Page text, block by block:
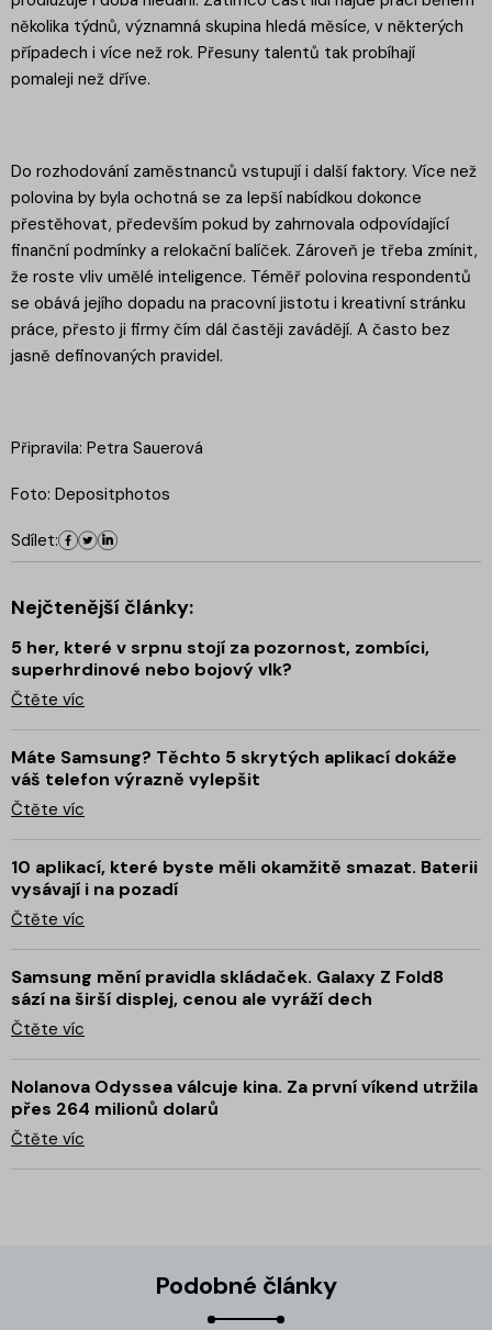
několika týdnů, významná skupina hledá měsíce, v některých
případech i více než rok. Přesuny talentů tak probíhají
pomaleji než dříve.
Do rozhodování zaměstnanců vstupují i další faktory. Více než
polovina by byla ochotná se za lepší nabídkou dokonce
přestěhovat, především pokud by zahrnovala odpovídající
finanční podmínky a relokační balíček. Zároveň je třeba zmínit,
že roste vliv umělé inteligence. Téměř polovina respondentů
se obává jejího dopadu na pracovní jistotu i kreativní stránku
práce, přesto ji firmy čím dál častěji zavádějí. A často bez
jasně definovaných pravidel.
Připravila: Petra Sauerová
Foto: Depositphotos
Sdílet:
Nejčtenější články:
5 her, které v srpnu stojí za pozornost, zombíci,
superhrdinové nebo bojový vlk?
Čtěte víc
Máte Samsung? Těchto 5 skrytých aplikací dokáže
váš telefon výrazně vylepšit
Čtěte víc
10 aplikací, které byste měli okamžitě smazat. Baterii
vysávají i na pozadí
Čtěte víc
Samsung mění pravidla skládaček. Galaxy Z Fold8
sází na širší displej, cenou ale vyráží dech
Čtěte víc
Nolanova Odyssea válcuje kina. Za první víkend utržila
přes 264 milionů dolarů
Čtěte víc
Podobné články